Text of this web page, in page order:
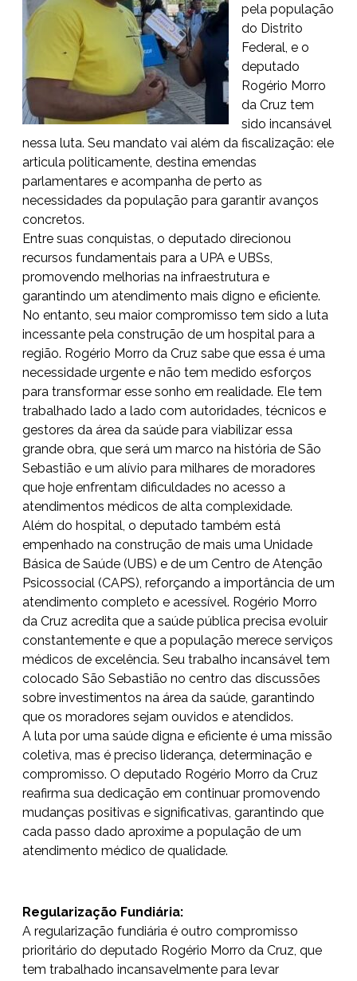
pela população
do Distrito
Federal, e o
deputado
Rogério Morro
da Cruz tem
sido incansável
nessa luta. Seu mandato vai além da fiscalização: ele
articula politicamente, destina emendas
parlamentares e acompanha de perto as
necessidades da população para garantir avanços
concretos.
Entre suas conquistas, o deputado direcionou
recursos fundamentais para a UPA e UBSs,
promovendo melhorias na infraestrutura e
garantindo um atendimento mais digno e eficiente.
No entanto, seu maior compromisso tem sido a luta
incessante pela construção de um hospital para a
região. Rogério Morro da Cruz sabe que essa é uma
necessidade urgente e não tem medido esforços
para transformar esse sonho em realidade. Ele tem
trabalhado lado a lado com autoridades, técnicos e
gestores da área da saúde para viabilizar essa
grande obra, que será um marco na história de São
Sebastião e um alívio para milhares de moradores
que hoje enfrentam dificuldades no acesso a
atendimentos médicos de alta complexidade.
Além do hospital, o deputado também está
empenhado na construção de mais uma Unidade
Básica de Saúde (UBS) e de um Centro de Atenção
Psicossocial (CAPS), reforçando a importância de um
atendimento completo e acessível. Rogério Morro
da Cruz acredita que a saúde pública precisa evoluir
constantemente e que a população merece serviços
médicos de excelência. Seu trabalho incansável tem
colocado São Sebastião no centro das discussões
sobre investimentos na área da saúde, garantindo
que os moradores sejam ouvidos e atendidos.
A luta por uma saúde digna e eficiente é uma missão
coletiva, mas é preciso liderança, determinação e
compromisso. O deputado Rogério Morro da Cruz
reafirma sua dedicação em continuar promovendo
mudanças positivas e significativas, garantindo que
cada passo dado aproxime a população de um
atendimento médico de qualidade.
Regularização Fundiária:
A regularização fundiária é outro compromisso
prioritário do deputado Rogério Morro da Cruz, que
tem trabalhado incansavelmente para levar